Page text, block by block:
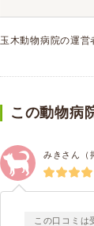
玉木動物病院の運営
この動物病
みきさん（
この口コミは